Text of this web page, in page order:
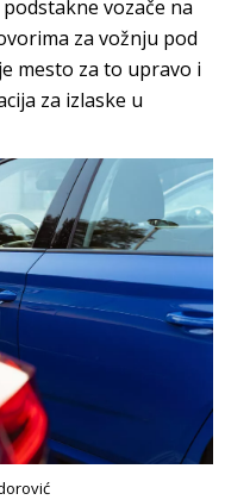
podstakne vozače na
za vožnju pod
mesto za to upravo i
za izlaske u